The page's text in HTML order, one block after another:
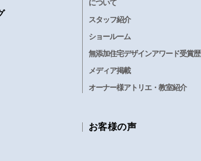
について
スタッフ紹介
ショールーム
無添加住宅デザインアワード受賞歴
メディア掲載
オーナー様アトリエ・教室紹介
お客様の声